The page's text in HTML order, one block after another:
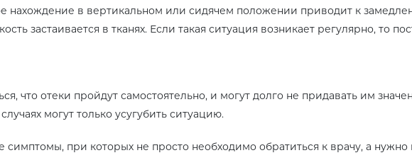
нахождение в вертикальном или сидячем положении приводит к
застаивается в тканях. Если такая ситуация возникает регулярно, то
что отеки пройдут самостоятельно, и могут долго не придавать им
могут только усугубить ситуацию.
при которых не просто необходимо обратиться к врачу, а нужно